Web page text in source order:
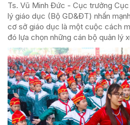
Ts. Vũ Minh Đức - Cục trưởng Cục
lý giáo dục (Bộ GD&ĐT) nhấn
cơ sở giáo dục là một cuộc cách
đó lựa chọn những cán bộ quản lý